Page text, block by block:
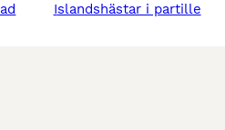
islandshästar i partille